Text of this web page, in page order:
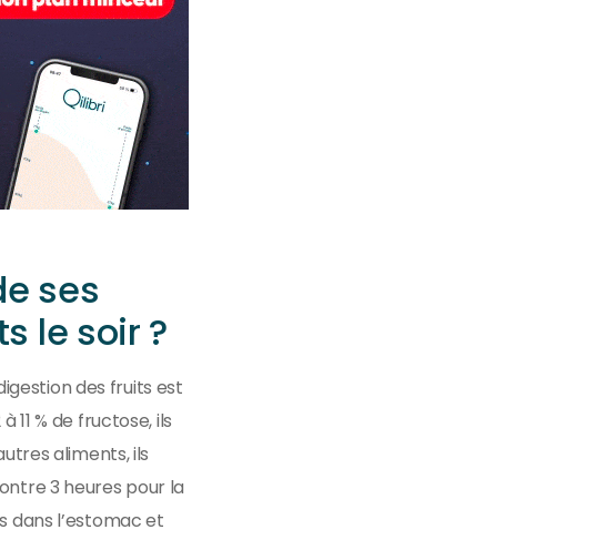
ses
le soir ?
des fruits est
% de fructose, ils
aliments, ils
3 heures pour la
dans l’estomac et